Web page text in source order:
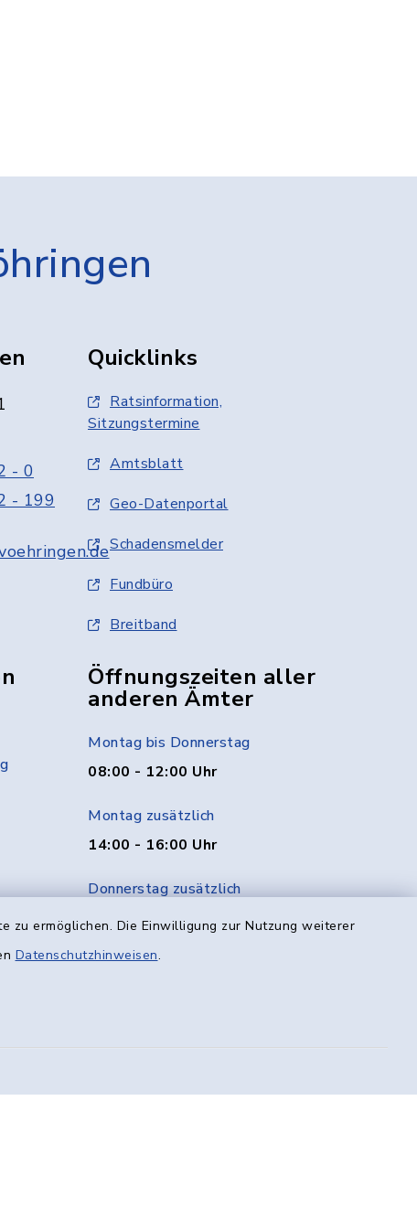
zu ermöglichen. Die Einwilligung zur Nutzung weiterer
Datenschutzhinweisen.
- 0
- 199
Quicklinks
Ratsinformation,
Sitzungstermine
Amtsblatt
Geo-Datenportal
Schadensmelder
Fundbüro
Breitband
Öffnungszeiten aller
anderen Ämter
Montag bis Donnerstag
08:00 - 12:00 Uhr
Montag zusätzlich
14:00 - 16:00 Uhr
Donnerstag zusätzlich
14:00 - 18:00 Uhr
Freitag